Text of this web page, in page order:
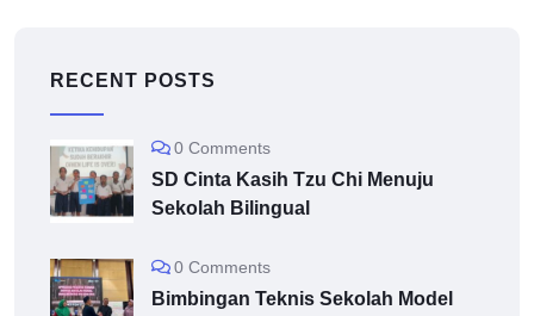
RECENT POSTS
0 Comments
SD Cinta Kasih Tzu Chi Menuju
Sekolah Bilingual
0 Comments
Bimbingan Teknis Sekolah Model